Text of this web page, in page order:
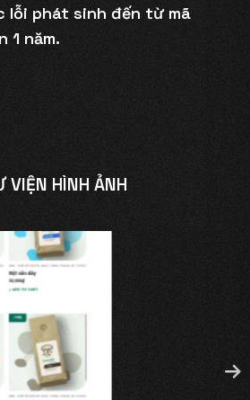
lỗi phát sinh đến từ mã
1 năm.
VIỆN HÌNH ẢNH